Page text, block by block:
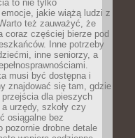
to nie tylko
jakie wiążą ludzi z
też zauważyć, że
coraz częściej bierze pod
Inne potrzeby
inne seniorzy, a
musi być dostępna i
znajdować się tam, gdzie
przejścia dla pieszych
urzędy, szkoły czy
osiągalne bez
pozornie drobne detale